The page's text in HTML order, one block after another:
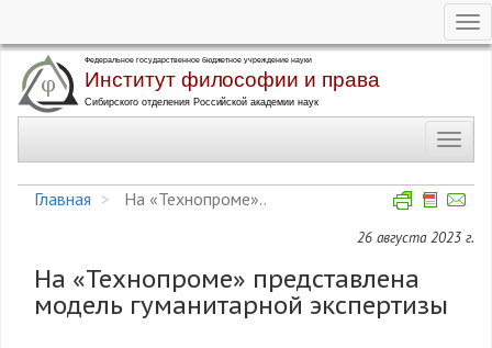
Перейти
основному
Главная
На «Технопроме»..
26 августа 2023 г.
На «Технопроме» представлена
модель гуманитарной экспертизы